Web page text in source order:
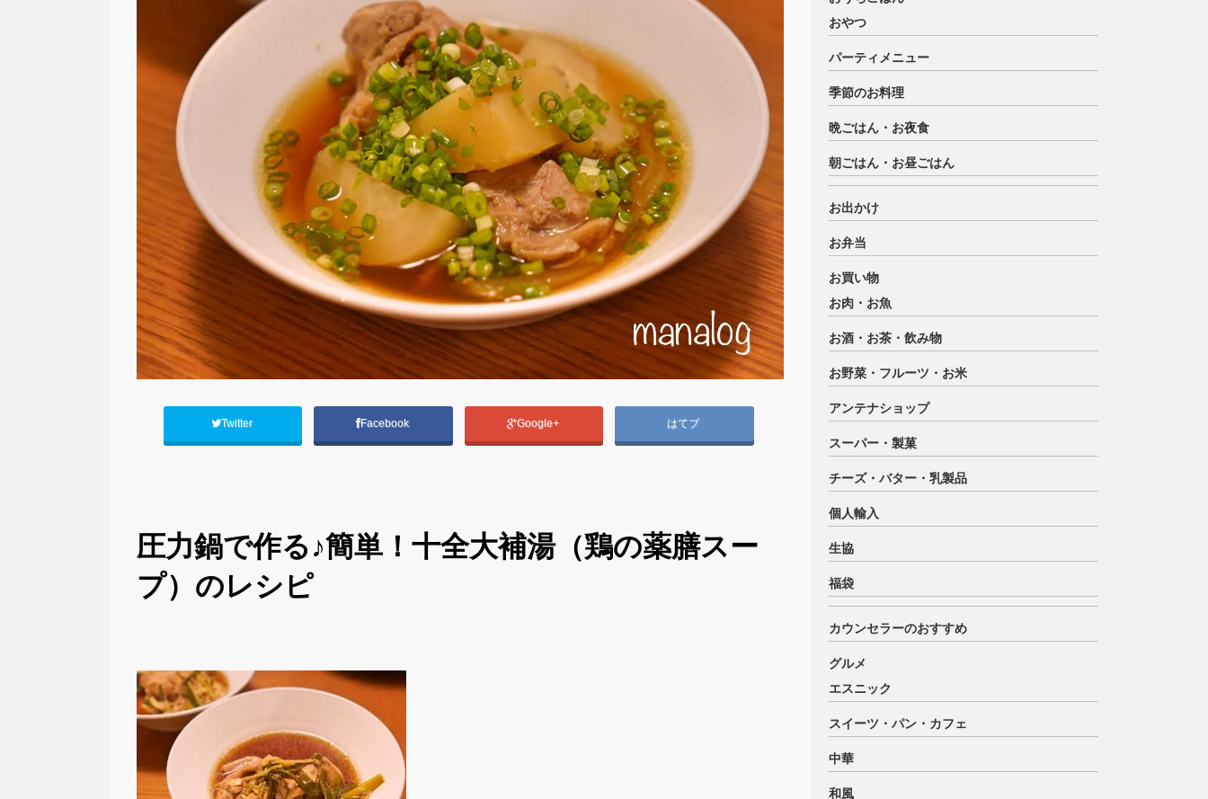
Twitter Facebook Google+ はてブ
圧力鍋で作る♪簡単！十全大補湯（鶏の薬膳スー
プ）のレシピ
おやつ
パーティメニュー
季節のお料理
晩ごはん・お夜食
朝ごはん・お昼ごはん
お出かけ
お弁当
お買い物
お肉・お魚
お酒・お茶・飲み物
お野菜・フルーツ・お米
アンテナショップ
スーパー・製菓
チーズ・バター・乳製品
個人輸入
生協
福袋
カウンセラーのおすすめ
グルメ
エスニック
スイーツ・パン・カフェ
中華
和風